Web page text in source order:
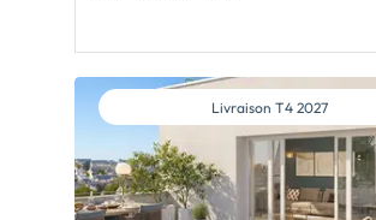
Livraison T4 2027